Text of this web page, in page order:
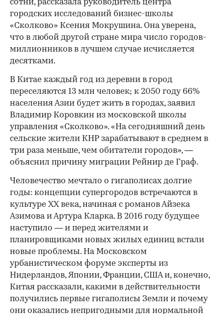
сотни, рассказала руководитель центра
городских исследований бизнес-школы
«Сколково» Ксения Мокрушина. Она уверена,
что в любой другой стране мира число городов-
миллионников в лучшем случае исчисляется
десятками.
В Китае каждый год из деревни в город
переселяются 13 млн человек; к 2050 году 66%
населения Азии будет жить в городах, заявил
Владимир Коровкин из московской школы
управления «Сколково». «На сегодняшний день
сельские жители КНР зарабатывают в среднем в
три раза меньше, чем обитатели городов», —
объяснил причину миграции Рейнир де Граф.
Человечество мечтало о гигаполисах долгие
годы: концепции супергородов встречаются в
культуре XX века, начиная с романов Айзека
Азимова и Артура Кларка. В 2016 году будущее
наступило — и перед жителями и
планировщиками новых жилых единиц встали
новые проблемы. На Московском
урбанистическом форуме эксперты из
Нидерландов, Японии, Франции, США и, конечно,
Китая рассказали, какими в действительности
получились первые гигаполисы Земли и почему
они оказались непригодными для нормальной